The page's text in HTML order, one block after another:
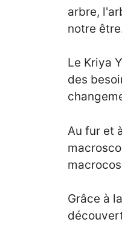
arbre,
notre
Le Kriya
des
Au fur et
Grâce à